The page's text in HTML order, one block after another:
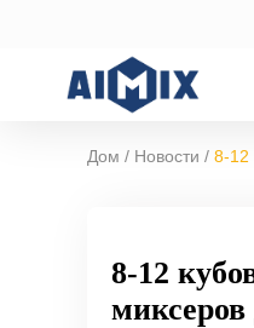
Дом / Новости / 8-12
8-12
миксеров